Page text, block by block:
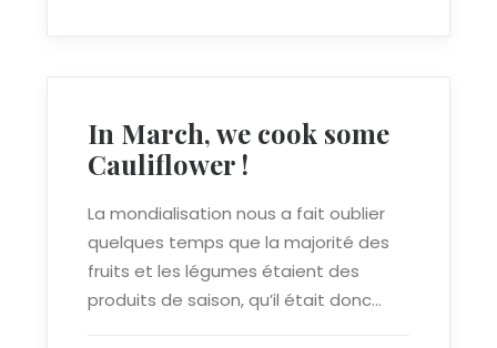
In March, we cook some
Cauliflower !
La mondialisation nous a fait oublier
quelques temps que la majorité des
fruits et les légumes étaient des
produits de saison, qu’il était donc…